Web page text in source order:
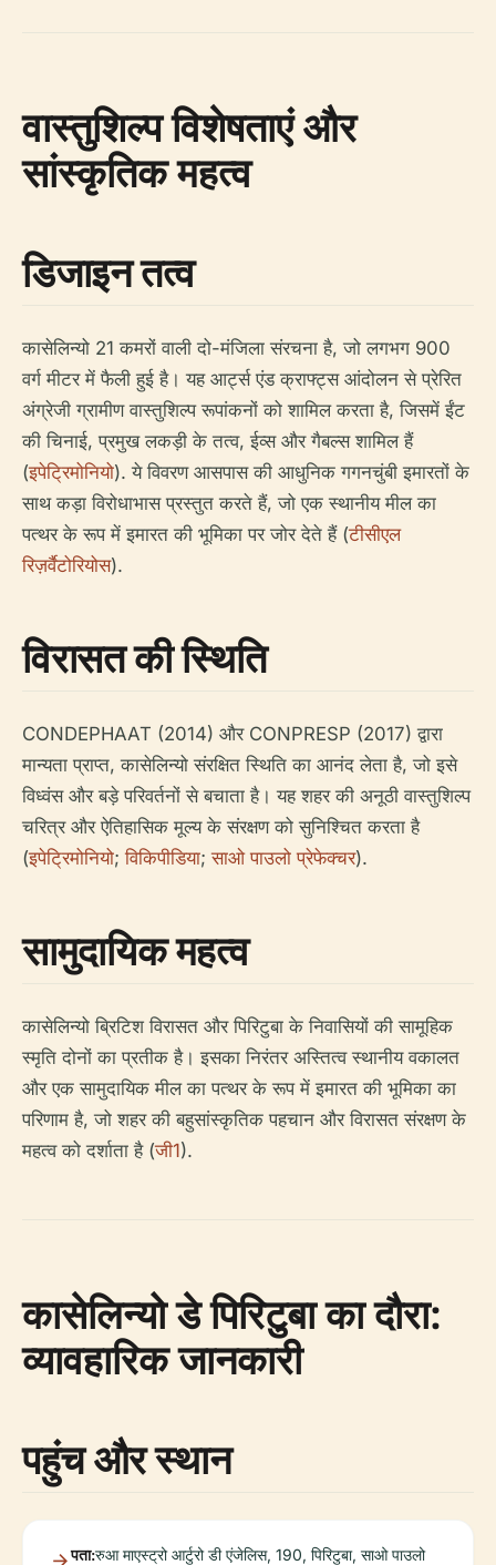
वास्तुशिल्प विशेषताएं और
सांस्कृतिक महत्व
डिजाइन तत्व
कासेलिन्यो 21 कमरों वाली दो-मंजिला संरचना है, जो लगभग 900
वर्ग मीटर में फैली हुई है। यह आर्ट्स एंड क्राफ्ट्स आंदोलन से प्रेरित
अंग्रेजी ग्रामीण वास्तुशिल्प रूपांकनों को शामिल करता है, जिसमें ईंट
की चिनाई, प्रमुख लकड़ी के तत्व, ईव्स और गैबल्स शामिल हैं
(इपेट्रिमोनियो). ये विवरण आसपास की आधुनिक गगनचुंबी इमारतों के
साथ कड़ा विरोधाभास प्रस्तुत करते हैं, जो एक स्थानीय मील का
पत्थर के रूप में इमारत की भूमिका पर जोर देते हैं (टीसीएल
रिज़र्वैटोरियोस).
विरासत की स्थिति
CONDEPHAAT (2014) और CONPRESP (2017) द्वारा
मान्यता प्राप्त, कासेलिन्यो संरक्षित स्थिति का आनंद लेता है, जो इसे
विध्वंस और बड़े परिवर्तनों से बचाता है। यह शहर की अनूठी वास्तुशिल्प
चरित्र और ऐतिहासिक मूल्य के संरक्षण को सुनिश्चित करता है
(इपेट्रिमोनियो;विकिपीडिया;साओ पाउलो प्रेफेक्चर).
सामुदायिक महत्व
कासेलिन्यो ब्रिटिश विरासत और पिरिटुबा के निवासियों की सामूहिक
स्मृति दोनों का प्रतीक है। इसका निरंतर अस्तित्व स्थानीय वकालत
और एक सामुदायिक मील का पत्थर के रूप में इमारत की भूमिका का
परिणाम है, जो शहर की बहुसांस्कृतिक पहचान और विरासत संरक्षण के
महत्व को दर्शाता है (जी1).
कासेलिन्यो डे पिरिटुबा का दौरा:
व्यावहारिक जानकारी
पहुंच और स्थान
पता:रुआ माएस्ट्रो आर्टुरो डी एंजेलिस, 190, पिरिटुबा, साओ पाउलो